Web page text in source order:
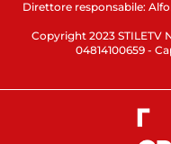
Direttore responsabile:
Copyright 2023 STILETV
04814100659 -